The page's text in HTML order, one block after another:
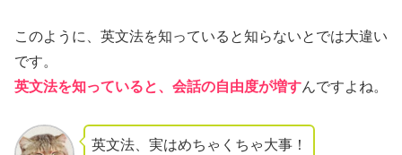
このように、英文法を知っていると知らないとでは大違い
です。
英文法を知っていると、会話の自由度が増すんですよね。
英文法、実はめちゃくちゃ大事！